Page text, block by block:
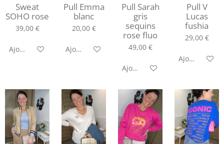
Sweat
SOHO rose
39,00 €
Ajouter au panier
Pull Emma
blanc
20,00 €
Ajouter au panier
Pull Sarah
gris
sequins
rose fluo
49,00 €
Ajouter au panier
Pull V
Lucas
fushia
29,00 €
Ajouter au